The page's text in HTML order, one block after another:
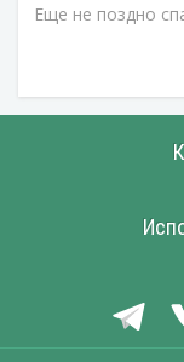
Еще не поздно